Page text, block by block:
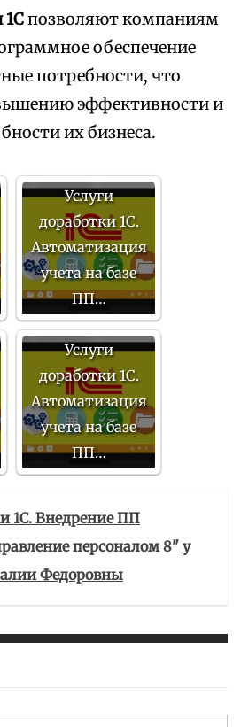
1Спозволяют компаниям
обеспечение
потребности, что
эффективности и
их бизнеса.
Услуги
доработки 1С.
Автоматизация
учета на базе
ПП…
Услуги
доработки 1С.
Автоматизация
учета на базе
ПП…
1С. Внедрение ПП
персоналом 8" у
Федоровны